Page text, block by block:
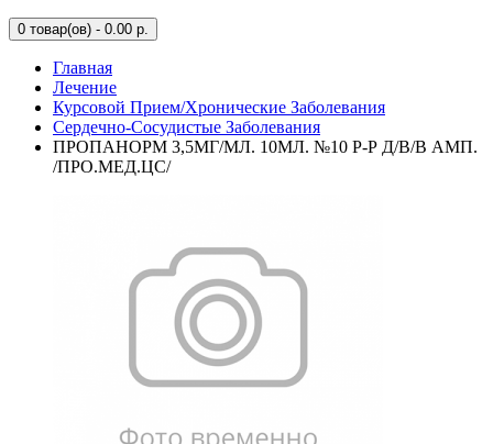
0 товар(ов) - 0.00 р.
Главная
Лечение
Курсовой Прием/Хронические Заболевания
Сердечно-Сосудистые Заболевания
ПРОПАНОРМ 3,5МГ/МЛ. 10МЛ. №10 Р-Р Д/В/В АМП.
/ПРО.МЕД.ЦС/